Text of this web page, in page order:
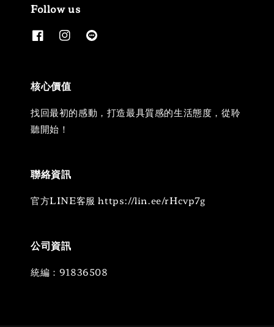
Follow us
核心價值
找回最初的感動，打造最具質感的生活態度，從聆
聽開始！
聯絡資訊
官方LINE客服 https://lin.ee/rHcvp7g
公司資訊
統編：91836508